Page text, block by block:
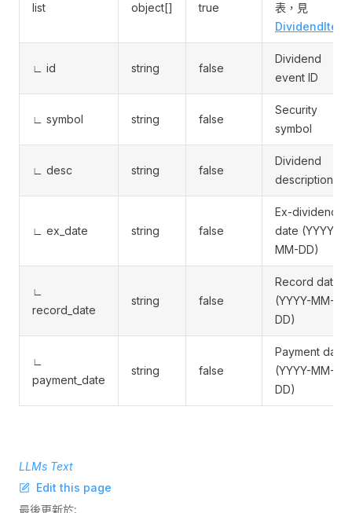
list object[] true
表，見
DividendItem
∟ id string false
Dividend
event ID
∟ symbol string false
Security
symbol
∟ desc string false
Dividend
description
∟ ex_date string false
Ex-dividend
date (YYYY-
MM-DD)
∟
record_date
string false
Record date
(YYYY-MM-
DD)
∟
payment_date
string false
Payment date
(YYYY-MM-
DD)
LLMs Text
Edit this page
最後更新於: